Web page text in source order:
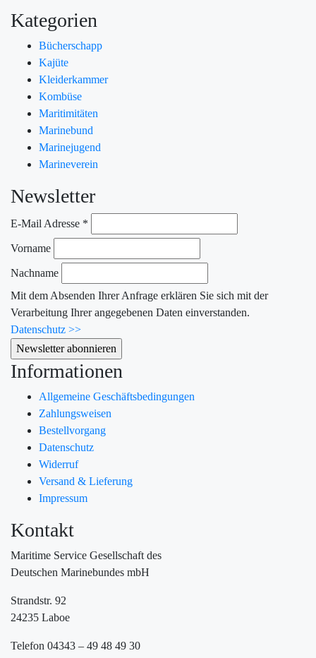
Kategorien
Bücherschapp
Kajüte
Kleiderkammer
Kombüse
Maritimitäten
Marinebund
Marinejugend
Marineverein
Newsletter
E-Mail Adresse *
Vorname
Nachname
Mit dem Absenden Ihrer Anfrage erklären Sie sich mit der
Verarbeitung Ihrer angegebenen Daten einverstanden.
Datenschutz >>
Informationen
Allgemeine Geschäftsbedingungen
Zahlungsweisen
Bestellvorgang
Datenschutz
Widerruf
Versand & Lieferung
Impressum
Kontakt
Maritime Service Gesellschaft des
Deutschen Marinebundes mbH
Strandstr. 92
24235 Laboe
Telefon 04343 – 49 48 49 30